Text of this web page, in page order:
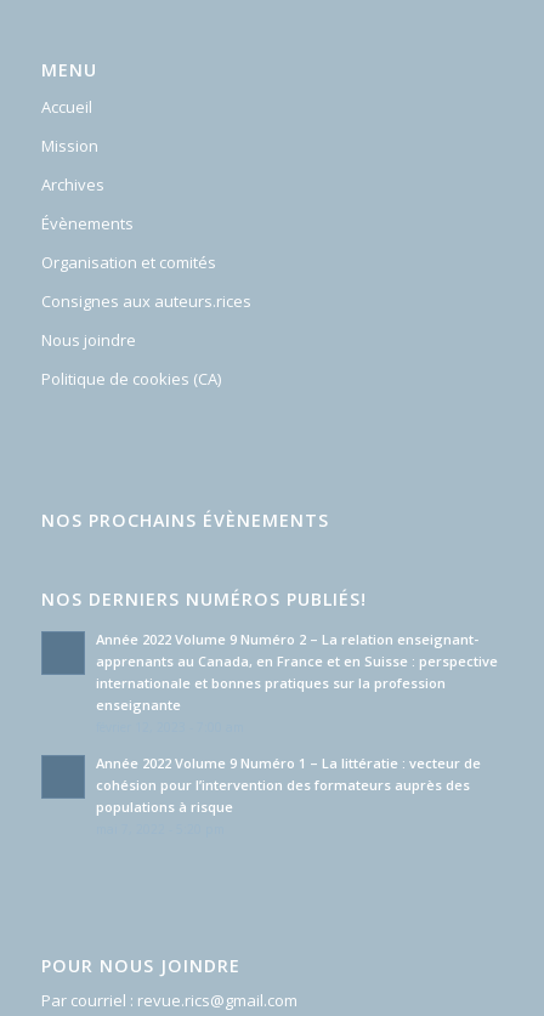
MENU
Accueil
Mission
Archives
Évènements
Organisation et comités
Consignes aux auteurs.rices
Nous joindre
Politique de cookies (CA)
NOS PROCHAINS ÉVÈNEMENTS
NOS DERNIERS NUMÉROS PUBLIÉS!
Année 2022 Volume 9 Numéro 2 – La relation enseignant-
apprenants au Canada, en France et en Suisse : perspective
internationale et bonnes pratiques sur la profession
enseignante
Année 2022 Volume 9 Numéro 1 – La littératie : vecteur de
cohésion pour l’intervention des formateurs auprès des
populations à risque
POUR NOUS JOINDRE
Par courriel : revue.rics@gmail.com